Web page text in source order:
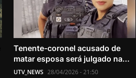
Tenente-coronel acusado de
matar esposa será julgado na...
UTV_NEWS 28/04/2026 - 21:50